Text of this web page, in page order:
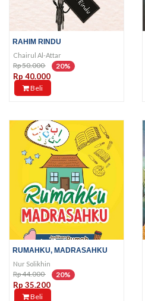
RAHIM RINDU
Chairul Al-Attar
Rp 50.000 20%
Rp 40.000
Beli
RUMAHKU, MADRASAHKU
Nur Solikhin
Rp 44.000 20%
Rp 35.200
Beli